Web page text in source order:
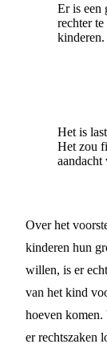
Er is een
rechter
kinderen.
Het is
Het zou
aandacht
Over het
kinderen hun
willen, is er
van het kind
hoeven komen.
er rechtszaken